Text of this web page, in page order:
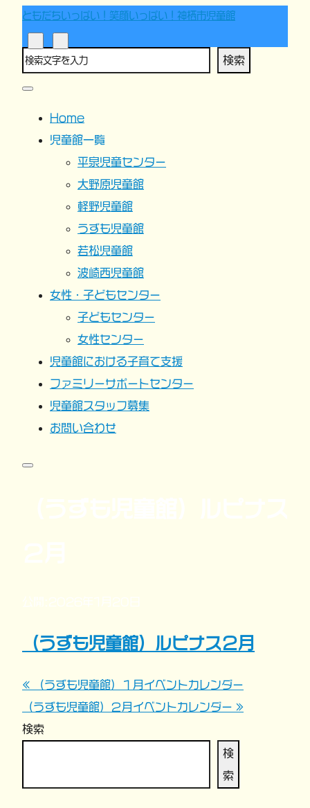
ともだちいっぱい！笑顔いっぱい！神栖市児童館
検索
Home
児童館一覧
平泉児童センター
大野原児童館
軽野児童館
うずも児童館
若松児童館
波崎西児童館
女性・子どもセンター
子どもセンター
女性センター
児童館における子育て支援
ファミリーサポートセンター
児童館スタッフ募集
お問い合わせ
（うずも児童館）ルピナス２月
投
稿
ビ
« （うずも児童館）１月イベントカレンダー
（うずも児童館）２月イベントカレンダー »
検索
検
索